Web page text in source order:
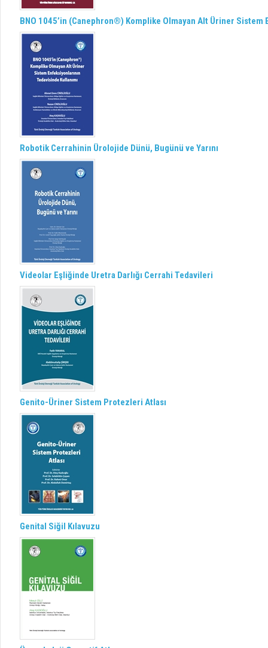
BNO 1045’in (Canephron®) Komplike Olmayan Alt Üriner Sistem
Robotik Cerrahinin Ürolojide Dünü, Bugünü ve Yarını
Videolar Eşliğinde Uretra Darlığı Cerrahi Tedavileri
Genito-Üriner Sistem Protezleri Atlası
Genital Siğil Kılavuzu